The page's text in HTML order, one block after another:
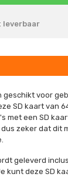
geschikt voor
SD kaart van
met een SD
zeker dat dit
geleverd
kunt deze SD